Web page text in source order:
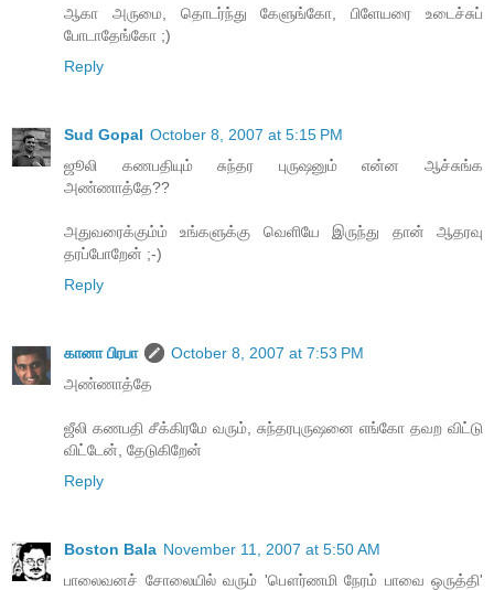
ஆகா அருமை, தொடர்ந்து கேளுங்கோ, பிளேயரை உடைச்சுப்
போடாதேங்கோ ;)
Reply
Sud Gopal October 8, 2007 at 5:15 PM
ஜூலி கணபதியும் சுந்தர புருஷனும் என்ன ஆச்சுங்க
அண்ணாத்தே??
அதுவரைக்கும்ம் உங்களுக்கு வெளியே இருந்து தான் ஆதரவு
தரப்போறேன் ;-)
Reply
கானா பிரபா
October 8, 2007 at 7:53 PM
அண்ணாத்தே
ஜீலி கணபதி சீக்கிரமே வரும், சுந்தரபுருஷனை எங்கோ தவற விட்டு
விட்டேன், தேடுகிறேன்
Reply
Boston Bala November 11, 2007 at 5:50 AM
பாலைவனச் சோலையில் வரும் 'பௌர்ணமி நேரம் பாவை ஒருத்தி'